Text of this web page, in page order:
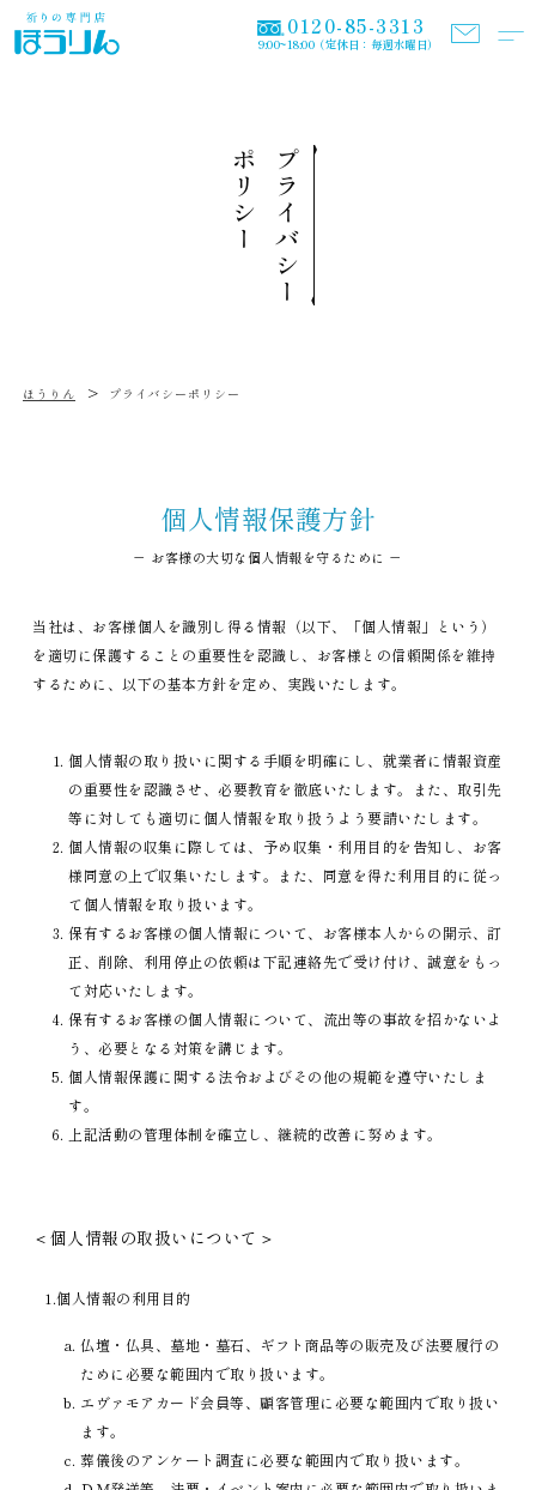
0120-85-3313
9:00~18:00（定休日：毎週水曜日）
プライバシー
ポリシー
ほうりん > プライバシーポリシー
個人情報保護方針
－ お客様の大切な個人情報を守るために －
当社は、お客様個人を識別し得る情報（以下、「個人情報」という）
を適切に保護することの重要性を認識し、お客様との信頼関係を維持
するために、以下の基本方針を定め、実践いたします。
個人情報の取り扱いに関する手順を明確にし、就業者に情報資産
の重要性を認識させ、必要教育を徹底いたします。また、取引先
等に対しても適切に個人情報を取り扱うよう要請いたします。
個人情報の収集に際しては、予め収集・利用目的を告知し、お客
様同意の上で収集いたします。また、同意を得た利用目的に従っ
て個人情報を取り扱います。
保有するお客様の個人情報について、お客様本人からの開示、訂
正、削除、利用停止の依頼は下記連絡先で受け付け、誠意をもっ
て対応いたします。
保有するお客様の個人情報について、流出等の事故を招かないよ
う、必要となる対策を講じます。
個人情報保護に関する法令およびその他の規範を遵守いたしま
す。
上記活動の管理体制を確立し、継続的改善に努めます。
＜個人情報の取扱いについて＞
1.個人情報の利用目的
仏壇・仏具、墓地・墓石、ギフト商品等の販売及び法要履行の
ために必要な範囲内で取り扱います。
エヴァモアカード会員等、顧客管理に必要な範囲内で取り扱い
ます。
葬儀後のアンケート調査に必要な範囲内で取り扱います。